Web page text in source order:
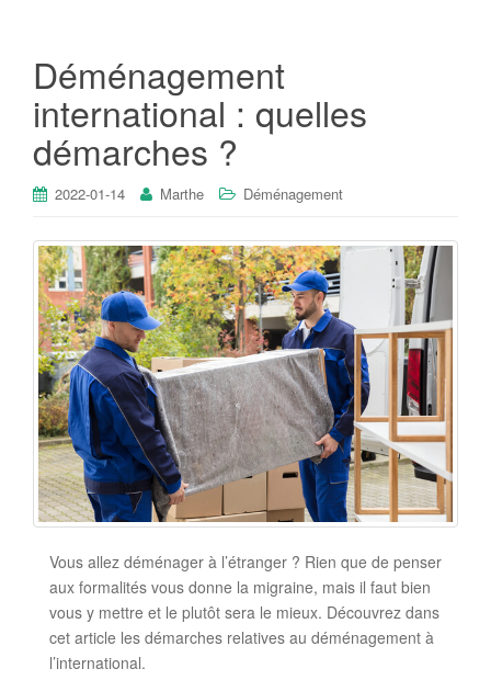
Déménagement
international : quelles
démarches ?
2022-01-14 Marthe Déménagement
Vous allez déménager à l’étranger ? Rien que de penser
aux formalités vous donne la migraine, mais il faut bien
vous y mettre et le plutôt sera le mieux. Découvrez dans
cet article les démarches relatives au déménagement à
l’international.